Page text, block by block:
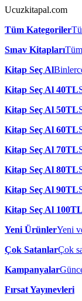
Ucuzkitapal.com
Tüm Kategoriler
Sınav Kitapları
Kitap Seç Al
Kitap Seç Al 40TL
Kitap Seç Al 50TL
Kitap Seç Al 60TL
Kitap Seç Al 70TL
Kitap Seç Al 80TL
Kitap Seç Al 90TL
Kitap Seç Al 100TL
Yeni ÜrünlerYeni
Çok SatanlarÇok
Kampanyalar
Fırsat Yayınevleri